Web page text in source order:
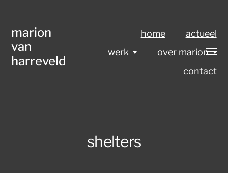
marion
van
harreveld
home
actueel
werk
over marion
contact
shelters